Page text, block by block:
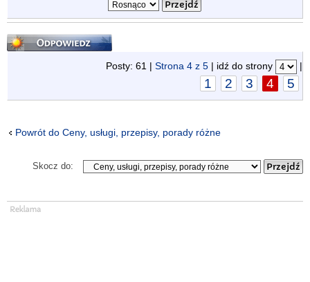
Odpowiedz
Posty: 61 | Strona 4 z 5 | idź do strony |
1 2 3 4 5
Powrót do Ceny, usługi, przepisy, porady różne
Skocz do: